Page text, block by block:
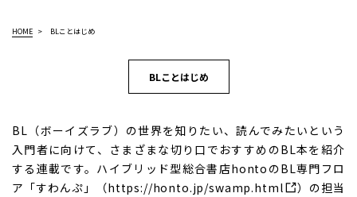
HOME BLことはじめ
BLことはじめ
BL（ボーイズラブ）の世界を知りたい、読んでみたいという
入門者に向けて、さまざまな切り口でおすすめのBL本を紹介
する連載です。ハイブリッド型総合書店hontoのBL専門フロ
ア「すわんぷ」（https://honto.jp/swamp.html
）の担当